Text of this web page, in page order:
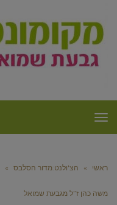
תפריט
ראשי » הצ'ולנט:מדור הסלבס »
משה כהן ז”ל מגבעת שמואל